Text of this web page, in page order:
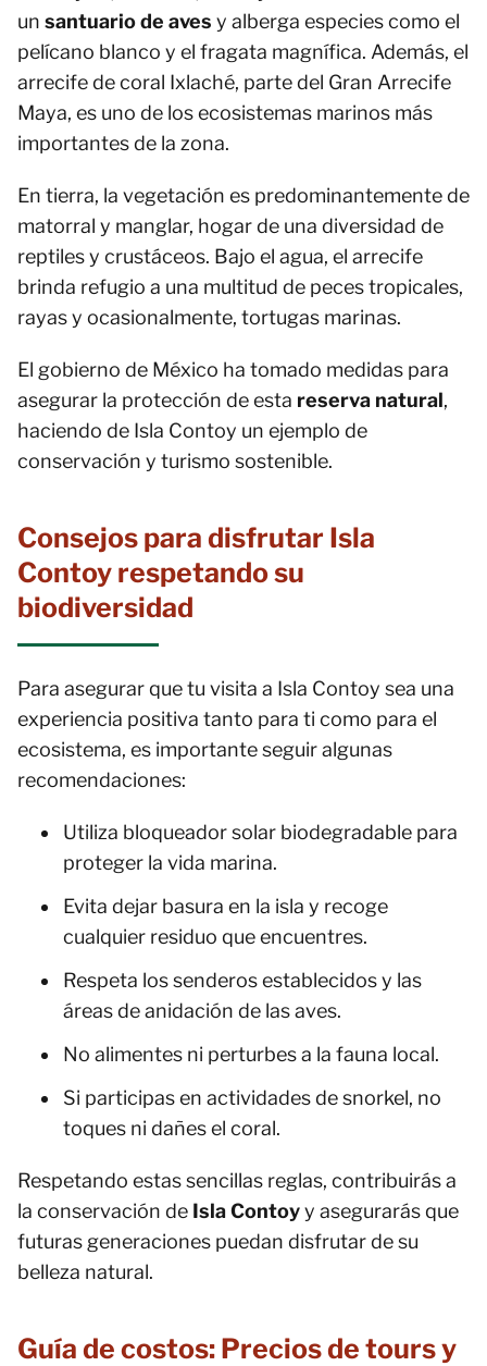
un santuario de aves y alberga especies como el
pelícano blanco y el fragata magnífica. Además, el
arrecife de coral Ixlaché, parte del Gran Arrecife
Maya, es uno de los ecosistemas marinos más
importantes de la zona.
En tierra, la vegetación es predominantemente de
matorral y manglar, hogar de una diversidad de
reptiles y crustáceos. Bajo el agua, el arrecife
brinda refugio a una multitud de peces tropicales,
rayas y ocasionalmente, tortugas marinas.
El gobierno de México ha tomado medidas para
asegurar la protección de esta reserva natural,
haciendo de Isla Contoy un ejemplo de
conservación y turismo sostenible.
Consejos para disfrutar Isla
Contoy respetando su
biodiversidad
Para asegurar que tu visita a Isla Contoy sea una
experiencia positiva tanto para ti como para el
ecosistema, es importante seguir algunas
recomendaciones:
Utiliza bloqueador solar biodegradable para
proteger la vida marina.
Evita dejar basura en la isla y recoge
cualquier residuo que encuentres.
Respeta los senderos establecidos y las
áreas de anidación de las aves.
No alimentes ni perturbes a la fauna local.
Si participas en actividades de snorkel, no
toques ni dañes el coral.
Respetando estas sencillas reglas, contribuirás a
la conservación de Isla Contoyy asegurarás que
futuras generaciones puedan disfrutar de su
belleza natural.
Guía de costos: Precios de tours y